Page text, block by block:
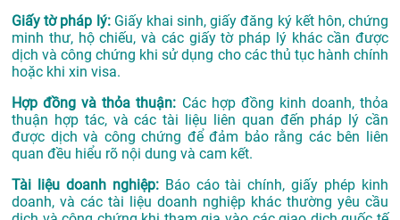
Giấy tờ pháp lý:Giấy khai sinh, giấy đăng ký kết hôn, chứng
minh thư, hộ chiếu, và các giấy tờ pháp lý khác cần được
dịch và công chứng khi sử dụng cho các thủ tục hành chính
hoặc khi xin visa.
Hợp đồng và thỏa thuận: Các hợp đồng kinh doanh, thỏa
thuận hợp tác, và các tài liệu liên quan đến pháp lý cần
được dịch và công chứng để đảm bảo rằng các bên liên
quan đều hiểu rõ nội dung và cam kết.
Tài liệu doanh nghiệp:Báo cáo tài chính, giấy phép kinh
doanh, và các tài liệu doanh nghiệp khác thường yêu cầu